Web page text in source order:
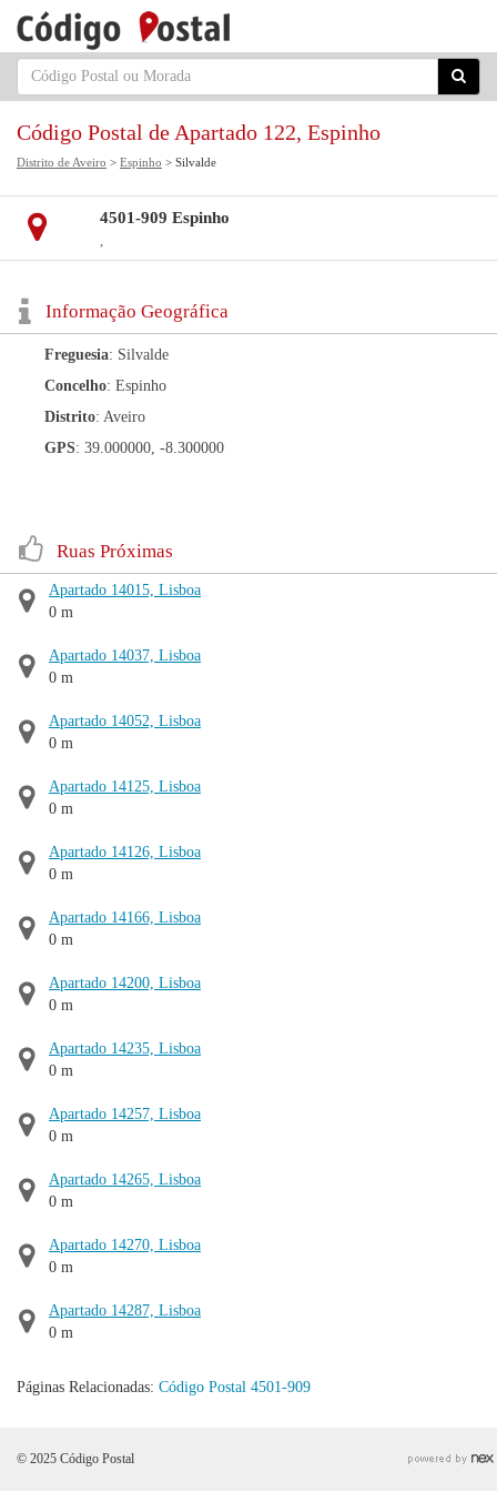
Código Postal de Apartado 122, Espinho
Distrito de Aveiro > Espinho > Silvalde
4501-909 Espinho
,
Informação Geográfica
Freguesia: Silvalde
Concelho: Espinho
Distrito: Aveiro
GPS: 39.000000, -8.300000
Ruas Próximas
Apartado 14015, Lisboa
0 m
Apartado 14037, Lisboa
0 m
Apartado 14052, Lisboa
0 m
Apartado 14125, Lisboa
0 m
Apartado 14126, Lisboa
0 m
Apartado 14166, Lisboa
0 m
Apartado 14200, Lisboa
0 m
Apartado 14235, Lisboa
0 m
Apartado 14257, Lisboa
0 m
Apartado 14265, Lisboa
0 m
Apartado 14270, Lisboa
0 m
Apartado 14287, Lisboa
0 m
Páginas Relacionadas: Código Postal 4501-909
© 2025 Código Postal